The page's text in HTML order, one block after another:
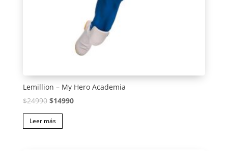
Lemillion – My Hero Academia
$24990 El
precio
original
$14990El
Leer más